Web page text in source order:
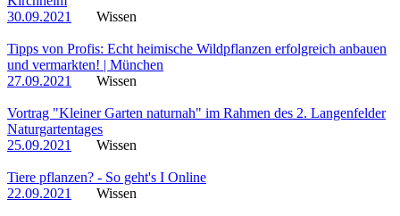
30.09.2021
Wissen
Tipps von Profis: Echt heimische Wildpflanzen erfolgreich anbauen
und vermarkten! | München
27.09.2021
Wissen
Vortrag "Kleiner Garten naturnah" im Rahmen des 2. Langenfelder
Naturgartentages
25.09.2021
Wissen
Tiere pflanzen? - So geht's I Online
22.09.2021
Wissen